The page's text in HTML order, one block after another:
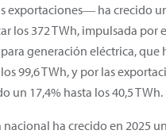
exportaciones― ha crecido
los 372 TWh, impulsada por
generación eléctrica, que
99,6 TWh, y por las
un 17,4% hasta los 40,5 TWh.
ha crecido en 2025